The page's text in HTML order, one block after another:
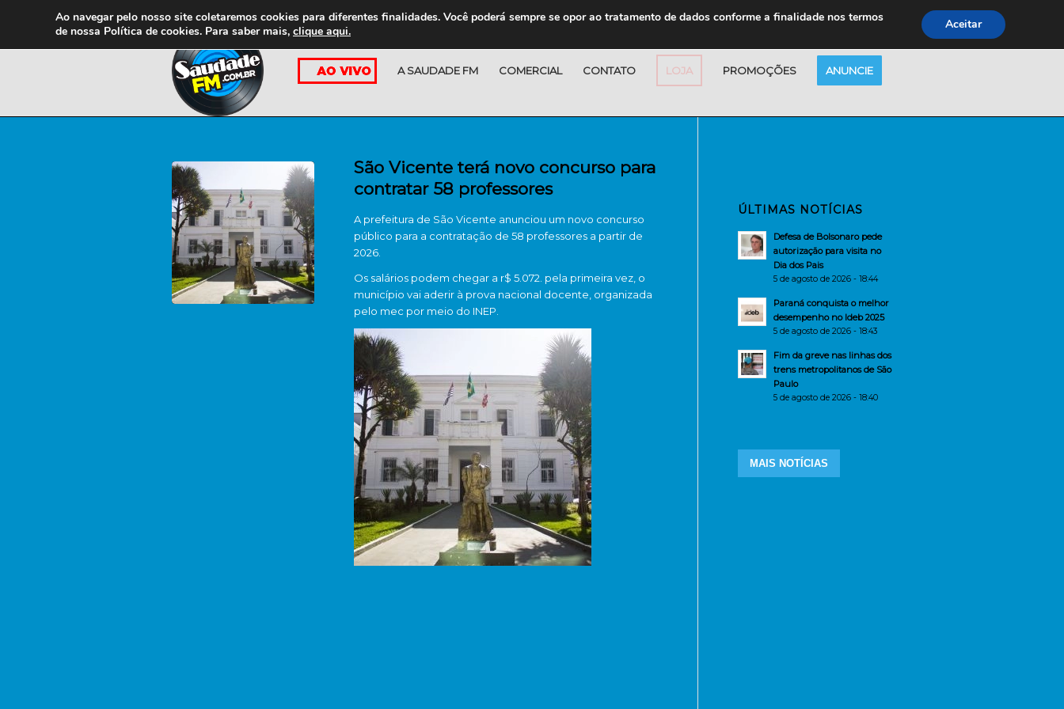
A SAUDADE FM COMERCIAL CONTATO LOJA PROMOÇÕES ANUNCIE
São Vicente terá novo concurso para
contratar 58 professores
A prefeitura de São Vicente anunciou um novo concurso
público para a contratação de 58 professores a partir de
2026.
Os salários podem chegar a r$ 5.072. pela primeira vez, o
município vai aderir à prova nacional docente, organizada
pelo mec por meio do INEP.
ÚLTIMAS NOTÍCIAS
Defesa de Bolsonaro pede
autorização para visita no
Dia dos Pais
5 de agosto de 2026 - 18:44
Paraná conquista o melhor
desempenho no Ideb 2025
5 de agosto de 2026 - 18:43
Fim da greve nas linhas dos
trens metropolitanos de São
Paulo
5 de agosto de 2026 - 18:40
MAIS NOTÍCIAS
Ao navegar pelo nosso site coletaremos cookies para diferentes finalidades. Você poderá sempre se opor ao tratamento de dados conforme a finalidade nos termos
de nossa Política de cookies. Para saber mais, clique aqui. Aceitar